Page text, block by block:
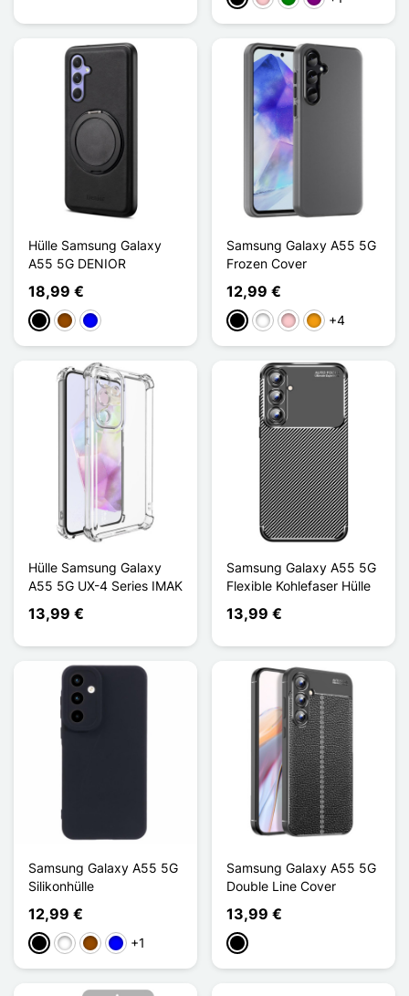
Hülle Samsung Galaxy
A55 5G DENIOR
18,99 €
Schwarz
BraunBlau
Samsung Galaxy A55 5G
Frozen Cover
12,99 €
Schwarz
WeißPinkOrange
+4
Hülle Samsung Galaxy
A55 5G UX-4 Series IMAK
13,99 €
Samsung Galaxy A55 5G
Flexible Kohlefaser Hülle
13,99 €
Samsung Galaxy A55 5G
Silikonhülle
12,99 €
Schwarz
WeißBraunBlau+1
Samsung Galaxy A55 5G
Double Line Cover
13,99 €
Schwarz